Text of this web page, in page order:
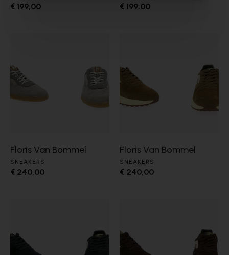
€ 199,00 € 199,00
Floris Van Bommel
SNEAKERS
€ 240,00
Floris Van Bommel
SNEAKERS
€ 240,00